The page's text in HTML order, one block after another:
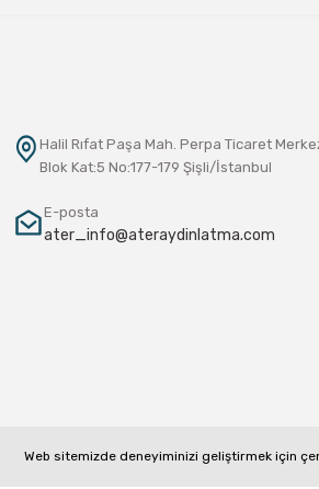
Web sitemizde deneyiminizi geliştirmek için
Halil Rıfat Paşa Mah. Perpa Ticaret
Blok Kat:5 No:177-179 Şişli/İstanbul
E-posta
ater_info@ateraydinlatma.com